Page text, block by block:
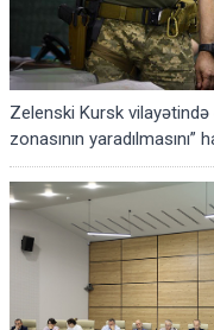
Zelenski Kursk
zonasının yaradılmasını”